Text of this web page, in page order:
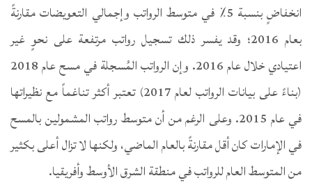
انخفاضٍ بنسبة 5٪ في متوسط الرواتب وإجمالي التعويضات مقارنةً
بعام 2016؛ وقد يفسر ذلك تسجيل رواتب مرتفعة على نحوٍ غير
اعتيادي خلال عام 2016. وإن الرواتب المُسجلة في مسح عام 2018
(بناءً على بيانات الرواتب لعام 2017) تعتبر أكثر تناغماً مع نظيراتها
في عام 2015. وعلى الرغم من أن متوسط رواتب المشمولين بالمسح
في الإمارات كان أقل مقارنةً بالعام الماضي، ولكنها لا تزال أعلى بكثير
من المتوسط العام للرواتب في منطقة الشرق الأوسط وأفريقيا.